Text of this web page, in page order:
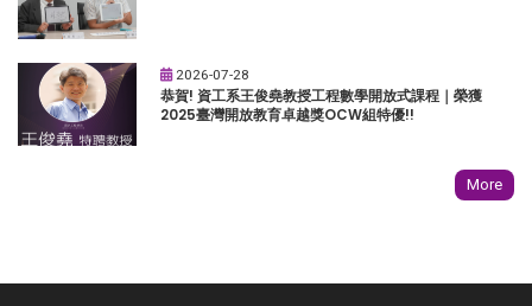
2026-07-28
恭賀! 資工系王俊堯教授工程數學開放式課程｜榮獲
2025臺灣開放教育卓越獎OCW組特優!!
More